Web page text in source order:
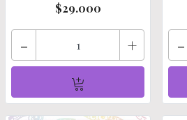
$29.000
- + -